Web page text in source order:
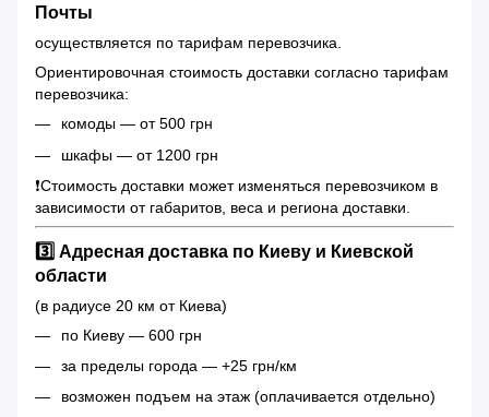
Почты
осуществляется по тарифам перевозчика.
Ориентировочная стоимость доставки согласно тарифам
перевозчика:
комоды — от 500 грн
шкафы — от 1200 грн
❗️Стоимость доставки может изменяться перевозчиком в
зависимости от габаритов, веса и региона доставки.
3️⃣ Адресная доставка по Киеву и Киевской
области
(в радиусе 20 км от Киева)
по Киеву — 600 грн
за пределы города — +25 грн/км
возможен подъем на этаж (оплачивается отдельно)